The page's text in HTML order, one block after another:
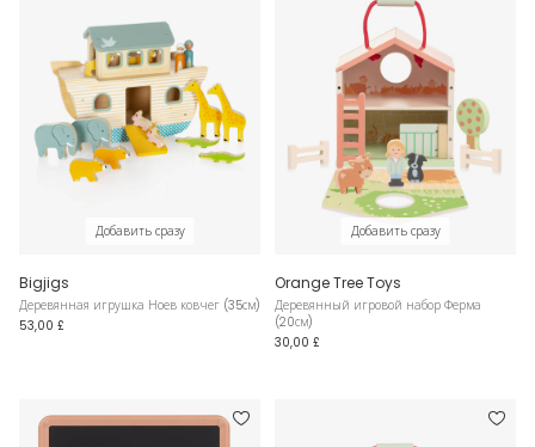
Добавить сразу
Bigjigs
Деревянная игрушка Ноев ковчег (35см)
53,00 £
Добавить сразу
Orange Tree Toys
Деревянный игровой набор Ферма
(20см)
30,00 £